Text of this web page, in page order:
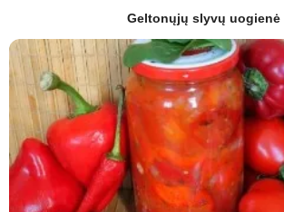
Geltonųjų slyvų uogienė